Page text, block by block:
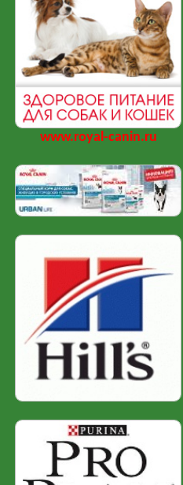
www.royal-canin.ru